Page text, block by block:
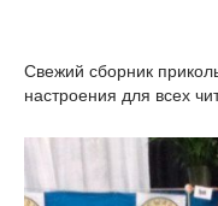
Свежий сборник
настроения для всех